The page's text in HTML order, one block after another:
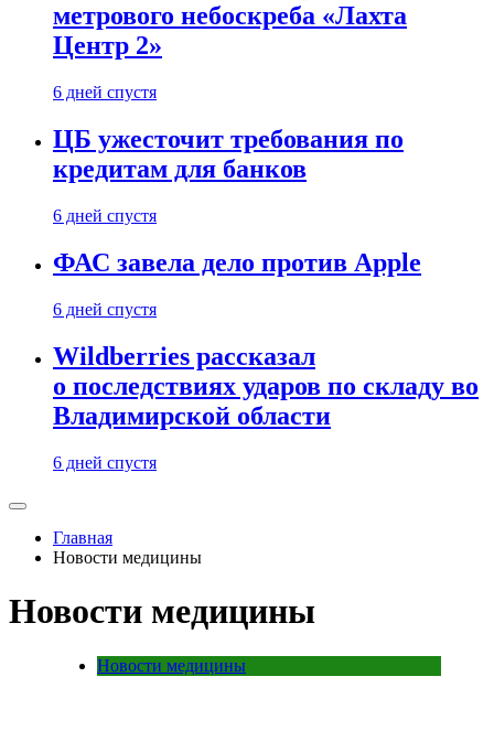
метрового небоскреба «Лахта
Центр 2»
6 дней спустя
ЦБ ужесточит требования по
кредитам для банков
6 дней спустя
ФАС завела дело против Apple
6 дней спустя
Wildberries рассказал
о последствиях ударов по складу во
Владимирской области
6 дней спустя
Главная
Новости медицины
Новости медицины
Новости медицины